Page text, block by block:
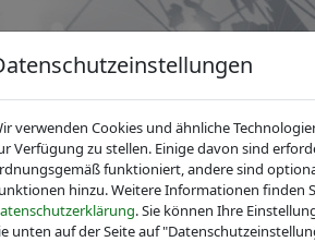
News Dienstleistungen
verwenden Cookies und ähnliche
Verfügung zu stellen. Einige davon sind
funktioniert, andere sind
hinzu. Weitere Informationen finden
. Sie können Ihre
unten auf der Seite auf